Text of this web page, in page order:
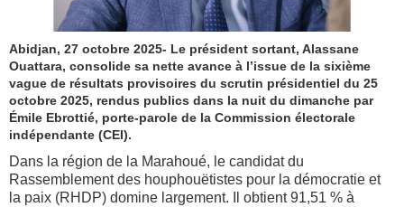
Abidjan, 27 octobre 2025- Le président sortant, Alassane
Ouattara, consolide sa nette avance à l’issue de la sixième
vague de résultats provisoires du scrutin présidentiel du 25
octobre 2025, rendus publics dans la nuit du dimanche par
Émile Ebrottié, porte-parole de la Commission électorale
indépendante (CEI).
Dans la région de la Marahoué, le candidat du
Rassemblement des houphouëtistes pour la démocratie et
la paix (RHDP) domine largement. Il obtient 91,51 % à